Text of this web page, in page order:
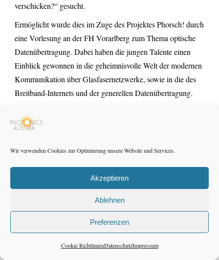
Wir verwenden Cookies zur Optimierung unsere Website und Services.
Akzeptieren
Ablehnen
Preferenzen
Cookie RichtlinienDatenschutzImpressum
verschicken?“ gesucht.
Ermöglicht wurde dies im Zuge des Projektes Phorsch! durch
eine Vorlesung an der FH Vorarlberg zum Thema optische
Datenübertragung. Dabei haben die jungen Talente einen
Einblick gewonnen in die geheimnisvolle Welt der modernen
Kommunikation über Glasfasernetzwerke, sowie in die des
Breitband-Internets und der generellen Datenübertragung.